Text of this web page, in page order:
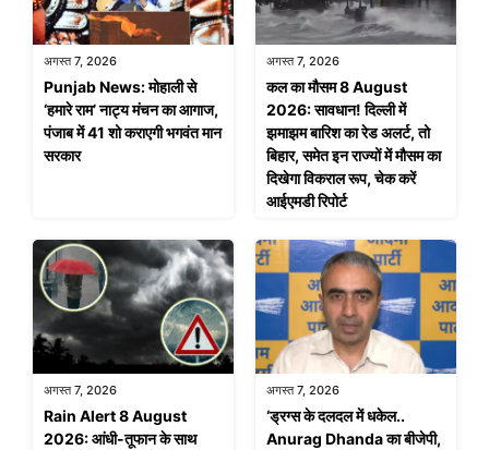
अगस्त 7, 2026
Punjab News: मोहाली से
‘हमारे राम’ नाट्य मंचन का आगाज,
पंजाब में 41 शो कराएगी भगवंत मान
सरकार
अगस्त 7, 2026
कल का मौसम 8 August
2026: सावधान! दिल्ली में
झमाझम बारिश का रेड अलर्ट, तो
बिहार, समेत इन राज्यों में मौसम का
दिखेगा विकराल रूप, चेक करें
आईएमडी रिपोर्ट
अगस्त 7, 2026
Rain Alert 8 August
2026: आंधी-तूफान के साथ
अगस्त 7, 2026
‘ड्रग्स के दलदल में धकेल..
Anurag Dhanda का बीजेपी,